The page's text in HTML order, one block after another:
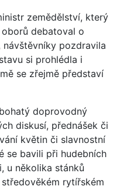
zemědělství, který
debatoval o
pozdravila
si prohlédla i
se zřejmě představí
doprovodný
diskusí, přednášek či
květin či slavnostní
se bavili při hudebních
u několika stánků
rytířském